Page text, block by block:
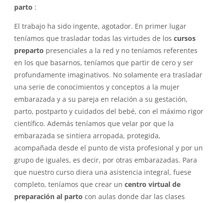
parto :
El trabajo ha sido ingente, agotador. En primer lugar
teníamos que trasladar todas las virtudes de los cursos
preparto presenciales a la red y no teníamos referentes
en los que basarnos, teníamos que partir de cero y ser
profundamente imaginativos. No solamente era trasladar
una serie de conocimientos y conceptos a la mujer
embarazada y a su pareja en relación a su gestación,
parto, postparto y cuidados del bebé, con el máximo rigor
científico. Además teníamos que velar por que la
embarazada se sintiera arropada, protegida,
acompañada desde el punto de vista profesional y por un
grupo de iguales, es decir, por otras embarazadas. Para
que nuestro curso diera una asistencia integral, fuese
completo, teníamos que crear un centro virtual de
preparación al parto con aulas donde dar las clases